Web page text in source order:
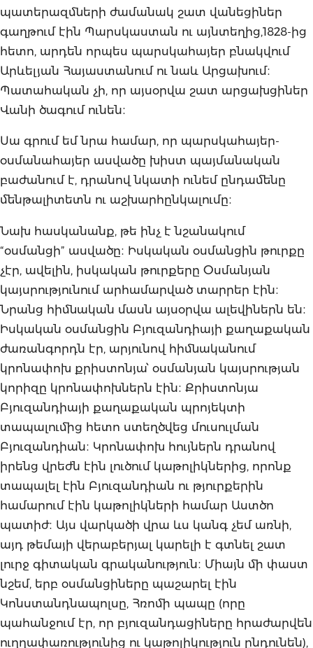
պատերազմների ժամանակ շատ վանեցիներ
գաղթում էին Պարսկաստան ու այնտեղից,1828-ից
հետո, արդեն որպես պարսկահայեր բնակվում
Արևելյան Հայաստանում ու նաև Արցախում։
Պատահական չի, որ այսօրվա շատ արցախցիներ
Վանի ծագում ունեն։
Սա գրում եմ նրա համար, որ պարսկահայեր-
օսմանահայեր ասվածը խիստ պայմանական
բաժանում է, դրանով նկատի ունեմ ընդամենը
մենթալիտետն ու աշխարհընկալումը։
Նախ հասկանանք, թե ինչ է նշանակում
“օսմանցի” ասվածը։ Իսկական օսմանցին թուրքը
չէր, ավելին, իսկական թուրքերը Օսմանյան
կայսրությունում արհամարված տարրեր էին։
Նրանց հիմնական մասն այսօրվա ալեվիներն են։
Իսկական օսմանցին Բյուզանդիայի քաղաքական
ժառանգորդն էր, արյունով հիմնականում
կրոնափոխ քրիստոնյա՝ օսմանյան կայսրության
կորիզը կրոնափոխներն էին։ Քրիստոնյա
Բյուզանդիայի քաղաքական պրոյեկտի
տապալումից հետո ստեղծվեց մուսուլման
Բյուզանդիան։ Կրոնափոխ հույներն դրանով
իրենց վրեժն էին լուծում կաթոլիկներից, որոնք
տապալել էին Բյուզանդիան ու թյուրքերին
համարում էին կաթոլիկների համար Աստծո
պատիժ։ Այս վարկածի վրա ևս կանգ չեմ առնի,
այդ թեմայի վերաբերյալ կարելի է գտնել շատ
լուրջ գիտական գրականություն։ Միայն մի փաստ
նշեմ, երբ օսմանցիները պաշարել էին
Կոնստանդնապոլսը, Հռոմի պապը (որը
պահանջում էր, որ բյուզանդացիները հրաժարվեն
ուղղափառությունից ու կաթոլիկություն ընդունեն),